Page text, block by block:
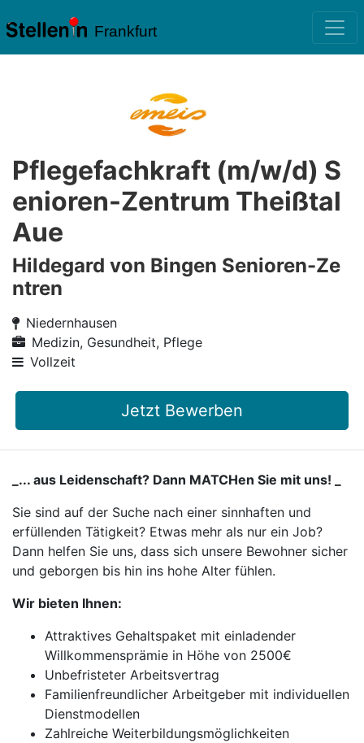
Frankfurt
Pflegefachkraft (m/w/d) S
enioren-Zentrum Theißtal
Aue
Hildegard von Bingen Senioren-Ze
ntren
Niedernhausen
Medizin, Gesundheit, Pflege
Vollzeit
Jetzt Bewerben
_... aus Leidenschaft? Dann MATCHen Sie mit uns! _
Sie sind auf der Suche nach einer sinnhaften und
erfüllenden Tätigkeit? Etwas mehr als nur ein Job?
Dann helfen Sie uns, dass sich unsere Bewohner sicher
und geborgen bis hin ins hohe Alter fühlen.
Wir bieten Ihnen:
Attraktives Gehaltspaket mit einladender
Willkommensprämie in Höhe von 2500€
Unbefristeter Arbeitsvertrag
Familienfreundlicher Arbeitgeber mit individuellen
Dienstmodellen
Zahlreiche Weiterbildungsmöglichkeiten